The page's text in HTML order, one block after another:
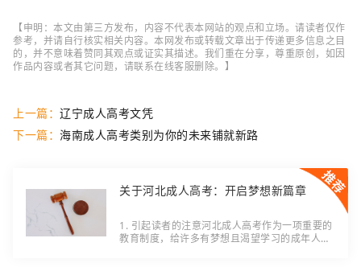
【申明：本文由第三方发布，内容不代表本网站的观点和立场。请读者仅作
参考，并请自行核实相关内容。本网发布或转载文章出于传递更多信息之目
的，并不意味着赞同其观点或证实其描述。我们重在分享，尊重原创，如因
作品内容或者其它问题，请联系在线客服删除。】
上一篇： 辽宁成人高考文凭
下一篇： 海南成人高考类别为你的未来铺就新路
关于河北成人高考：开启梦想新篇章
1. 引起读者的注意河北成人高考作为一项重要的
教育制度，给许多有梦想且渴望学习的成年人提